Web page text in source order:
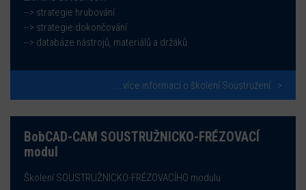
--> strategie hrubování
--> strategie dokončování
--> databáze nástrojů, materiálů a držáků
...více informací o školení Soustružení
BobCAD-CAM SOUSTRUŽNICKO-FRÉZOVACÍ
modul
Školení SOUSTRUŽNICKO-FRÉZOVACÍHO modulu